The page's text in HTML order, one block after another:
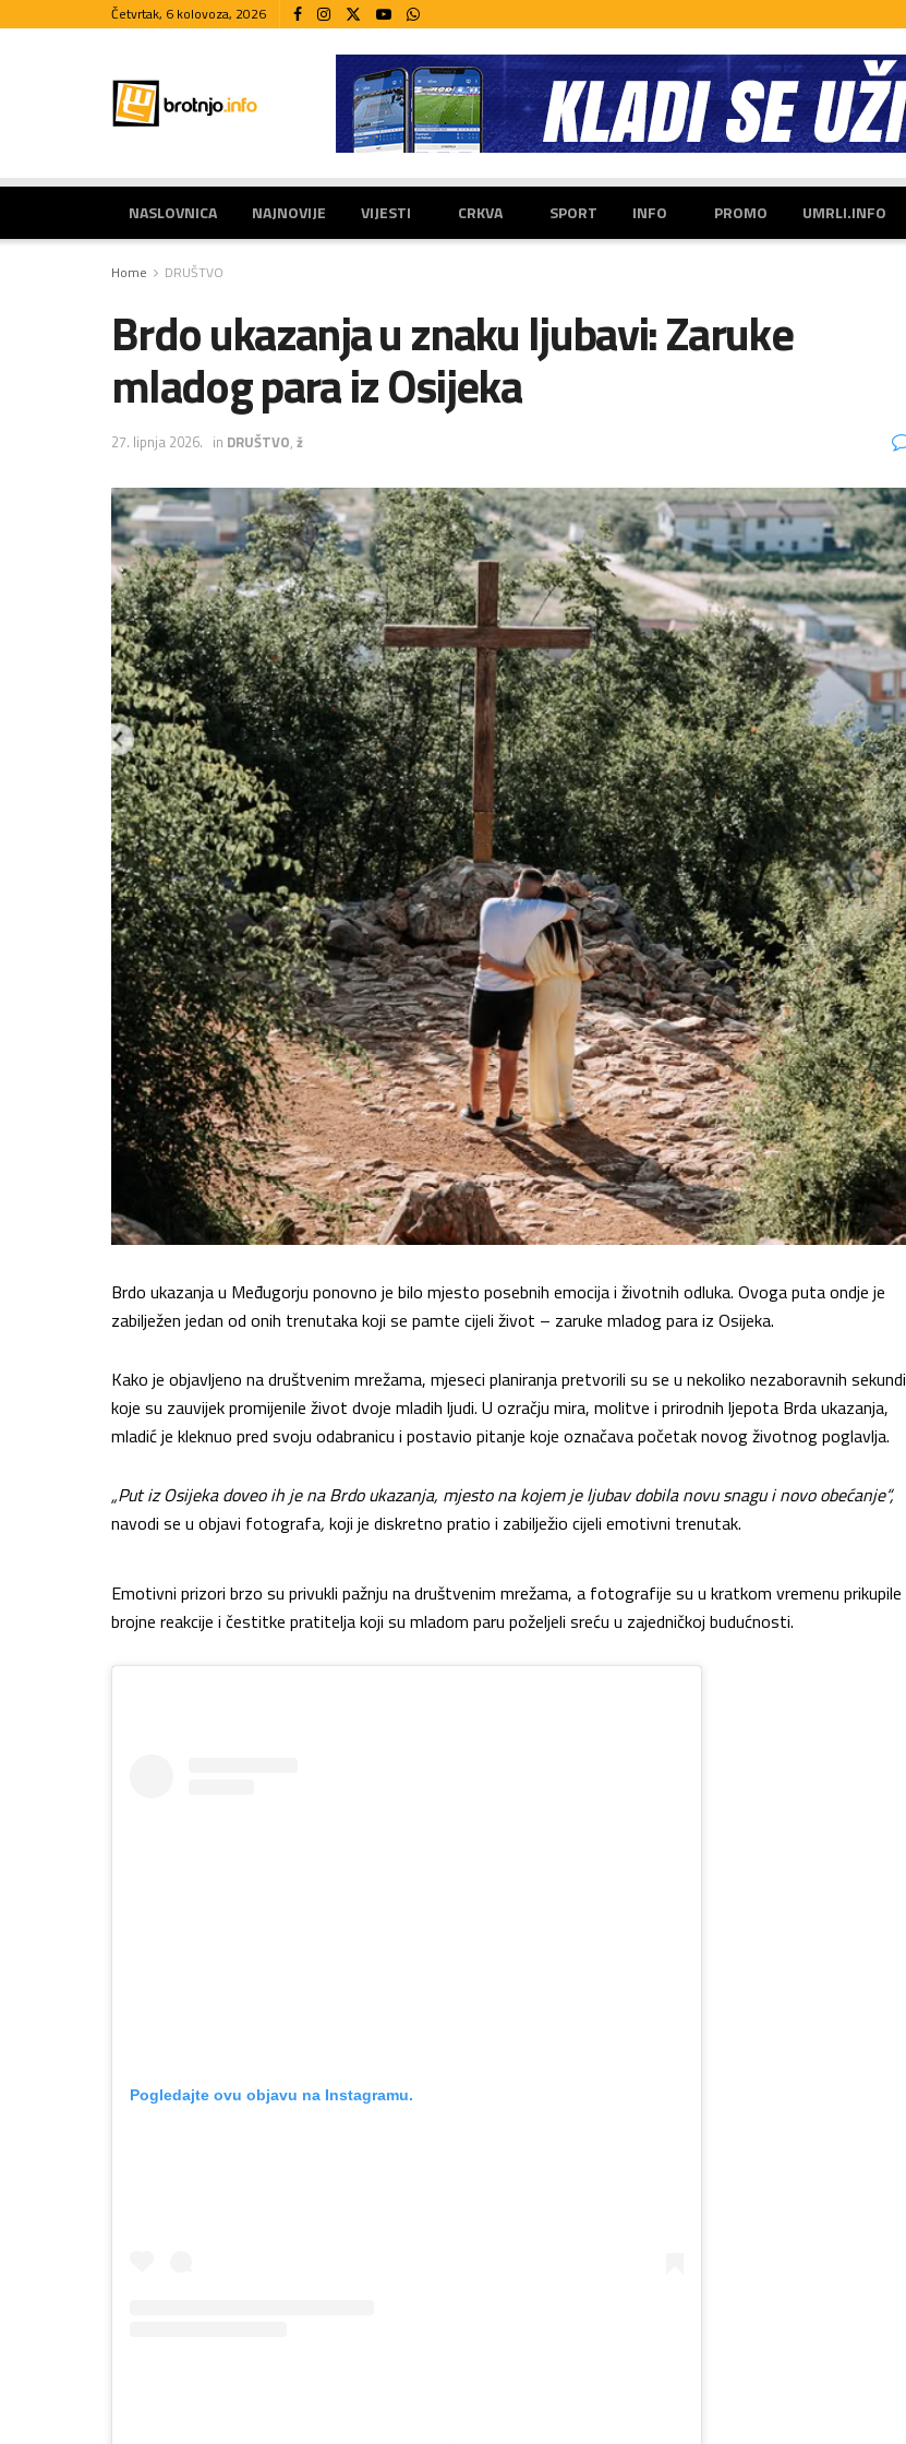
Četvrtak, 6 kolovoza, 2026
NASLOVNICA NAJNOVIJE VIJESTI CRKVA SPORT INFO PROMO UMRLI.INFO
Home DRUŠTVO
Brdo ukazanja u znaku ljubavi: Zaruke
mladog para iz Osijeka
27. lipnja 2026. in DRUŠTVO, ž
Brdo ukazanja u Međugorju ponovno je bilo mjesto posebnih emocija i životnih odluka. Ovoga puta ondje je
zabilježen jedan od onih trenutaka koji se pamte cijeli život – zaruke mladog para iz Osijeka.
Kako je objavljeno na društvenim mrežama, mjeseci planiranja pretvorili su se u nekoliko nezaboravnih sekundi
koje su zauvijek promijenile život dvoje mladih ljudi. U ozračju mira, molitve i prirodnih ljepota Brda ukazanja,
mladić je kleknuo pred svoju odabranicu i postavio pitanje koje označava početak novog životnog poglavlja.
„Put iz Osijeka doveo ih je na Brdo ukazanja, mjesto na kojem je ljubav dobila novu snagu i novo obećanje“,
navodi se u objavi fotografa, koji je diskretno pratio i zabilježio cijeli emotivni trenutak.
Emotivni prizori brzo su privukli pažnju na društvenim mrežama, a fotografije su u kratkom vremenu prikupile
brojne reakcije i čestitke pratitelja koji su mladom paru poželjeli sreću u zajedničkoj budućnosti.
Pogledajte ovu objavu na Instagramu.